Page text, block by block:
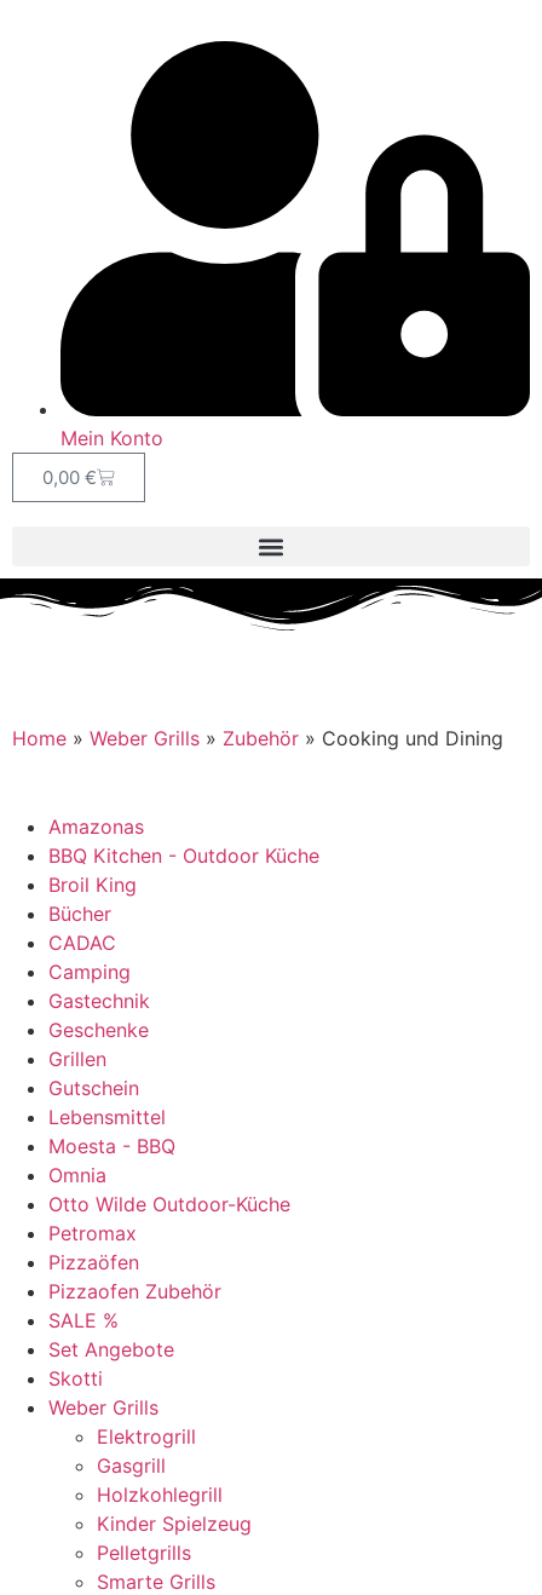
Mein Konto
0,00 €
Home » Weber Grills » Zubehör » Cooking und Dining
Amazonas
BBQ Kitchen - Outdoor Küche
Broil King
Bücher
CADAC
Camping
Gastechnik
Geschenke
Grillen
Gutschein
Lebensmittel
Moesta - BBQ
Omnia
Otto Wilde Outdoor-Küche
Petromax
Pizzaöfen
Pizzaofen Zubehör
SALE %
Set Angebote
Skotti
Weber Grills
Elektrogrill
Gasgrill
Holzkohlegrill
Kinder Spielzeug
Pelletgrills
Smarte Grills